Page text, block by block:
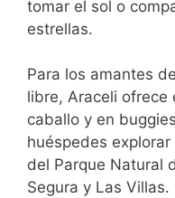
tomar el sol o
estrellas.
Para los amantes
libre, Araceli ofrece
caballo y en
huéspedes
del Parque Natural
Segura y Las